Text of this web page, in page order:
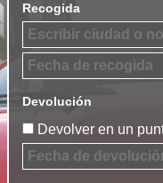
Recogida
Devolución
Devolver en un